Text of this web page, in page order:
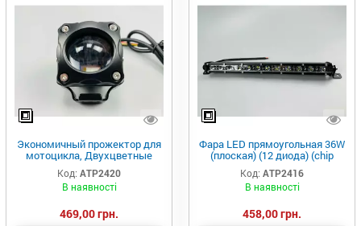
Экономичный прожектор для
мотоцикла, Двухцветные
светодиодные
противотуманки Фара LED
квадратная 20W
Код: ATP2420
В наявності
469,00 грн.
Фара LED прямоугольная 36W
(плоская) (12 диода) (chip
3030) IP68 (33,8см х 5см х
3см)
Код: ATP2416
В наявності
458,00 грн.